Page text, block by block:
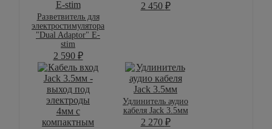
Разветвитель для
электростимулятора
"Dual Adaptor" E-
stim
2 590 ₽
2 450 ₽
Удлинитель аудио
кабеля Jack 3.5мм
2 270 ₽